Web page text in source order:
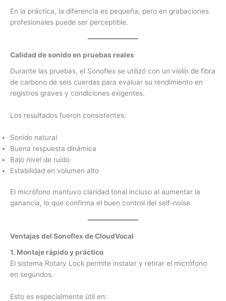
En la práctica, la diferencia es pequeña, pero en grabaciones
profesionales puede ser perceptible.
Calidad de sonido en pruebas reales
Durante las pruebas, el Sonoflex se utilizó con un violín de fibra
de carbono de seis cuerdas para evaluar su rendimiento en
registros graves y condiciones exigentes.
Los resultados fueron consistentes:
Sonido natural
Buena respuesta dinámica
Bajo nivel de ruido
Estabilidad en volumen alto
El micrófono mantuvo claridad tonal incluso al aumentar la
ganancia, lo que confirma el buen control del self-noise.
Ventajas del Sonoflex de CloudVocal
1. Montaje rápido y práctico
El sistema Rotary Lock permite instalar y retirar el micrófono
en segundos.
Esto es especialmente útil en: